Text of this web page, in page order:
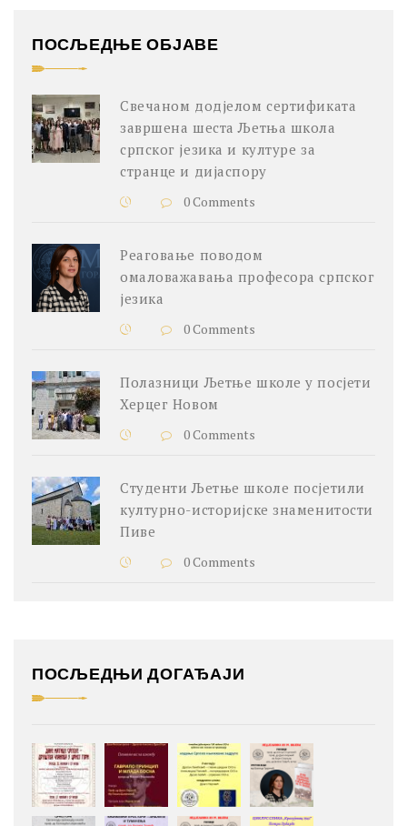
ПОСЉЕДЊЕ ОБЈАВЕ
Свечаном додјелом сертификата
завршена шеста Љетња школа
српског језика и културе за
странце и дијаспору
0 Comments
Реаговање поводом
омаловажавања професора српског
језика
0 Comments
Полазници Љетње школе у посјети
Херцег Новом
0 Comments
Студенти Љетње школе посјетили
културно-историјске знаменитости
Пиве
0 Comments
ПОСЉЕДЊИ ДОГАЂАЈИ